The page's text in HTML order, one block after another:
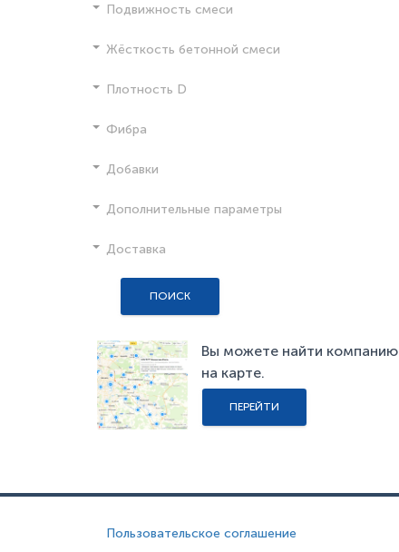
Подвижность смеси
Жёсткость бетонной смеси
Плотность D
Фибра
Добавки
Дополнительные параметры
Доставка
ПОИСК
Вы можете найти компанию
на карте.
ПЕРЕЙТИ
Пользовательское соглашение